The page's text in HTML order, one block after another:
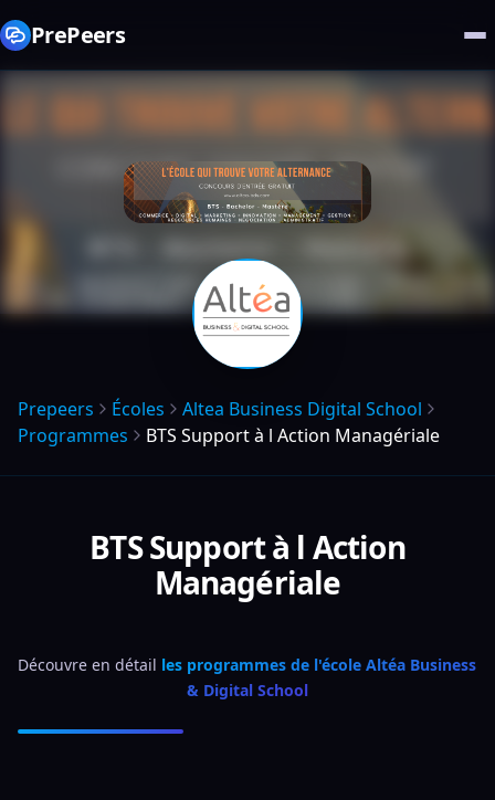
PrePeers
Prepeers Écoles
Altea Business Digital School
Programmes
BTS Support à l Action Managériale
BTS Support à l Action
Managériale
Découvre en détail les programmes de l'école Altéa Business
& Digital School